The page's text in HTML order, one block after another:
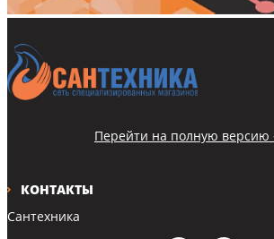
КОНТАКТЫ
Сантехника
Перейти на полную версию